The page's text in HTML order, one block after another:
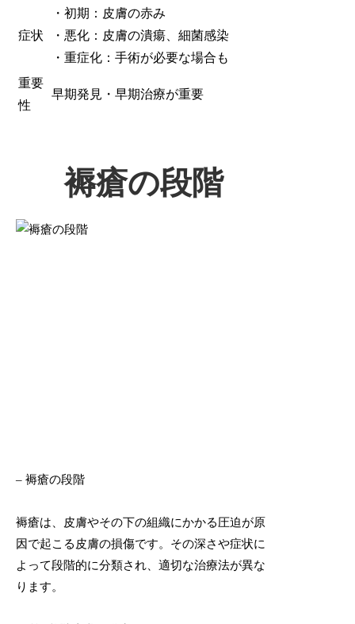
症状
・初期：皮膚の赤み
・悪化：皮膚の潰瘍、細菌感染
・重症化：手術が必要な場合も
重要
性
早期発見・早期治療が重要
褥瘡の段階
– 褥瘡の段階
褥瘡は、皮膚やその下の組織にかかる圧迫が原
因で起こる皮膚の損傷です。その深さや症状に
よって段階的に分類され、適切な治療法が異な
ります。